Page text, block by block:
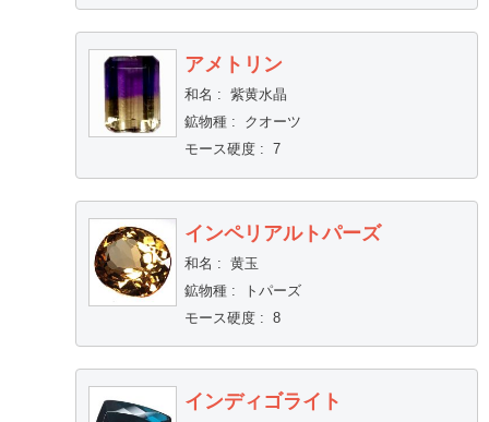
アメトリン
和名 : 紫黄水晶
鉱物種:
クオーツ
モース硬度: 7
インペリアルトパーズ
和名 : 黄玉
鉱物種:
トパーズ
モース硬度: 8
インディゴライト